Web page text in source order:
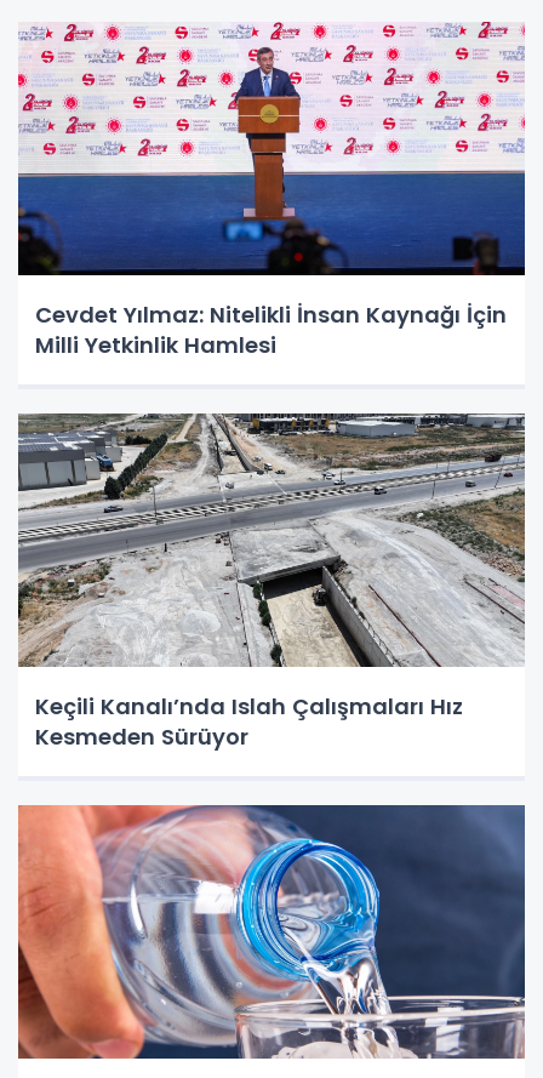
Cevdet Yılmaz: Nitelikli İnsan Kaynağı İçin
Milli Yetkinlik Hamlesi
Keçili Kanalı’nda Islah Çalışmaları Hız
Kesmeden Sürüyor